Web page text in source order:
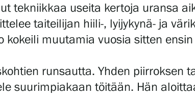
tekniikkaa useita kertoja uransa
taiteilijan hiili-, lyijykynä- ja
kokeili muutamia vuosia sitten
runsautta. Yhden
suurimpiakaan töitään. Hän